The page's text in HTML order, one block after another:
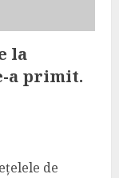
la
a primit.
de